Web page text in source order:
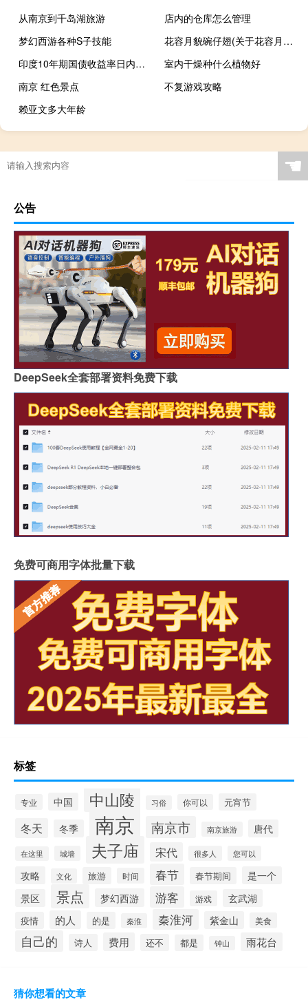
从南京到千岛湖旅游
店内的仓库怎么管理
梦幻西游各种S子技能
花容月貌碗仔翅(关于花容月貌碗仔翅简述)
印度10年期国债收益率日内上涨3个基点至7.2612%为自4月18日以来的最高水平
室内干燥种什么植物好
南京 红色景点
不复游戏攻略
赖亚文多大年龄
☚
公告
DeepSeek全套部署资料免费下载
免费可商用字体批量下载
标签
专业 中国 中山陵 习俗 你可以 元宵节
冬天 冬季 南京 南京市 南京旅游 唐代
在这里 城墙 夫子庙 宋代 很多人 您可以
攻略 文化 旅游 时间 春节 春节期间
是一个
景区
景点 梦幻西游 游客 游戏 玄武湖
疫情 的人 的是 秦淮 秦淮河 紫金山 美食
自己的 诗人 费用 还不 都是 钟山 雨花台
猜你想看的文章